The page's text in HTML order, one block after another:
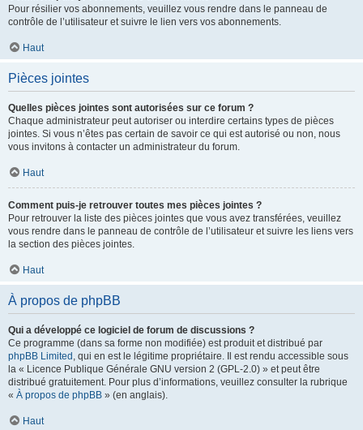
Pour résilier vos abonnements, veuillez vous rendre dans le panneau de
contrôle de l’utilisateur et suivre le lien vers vos abonnements.
Haut
Pièces jointes
Quelles pièces jointes sont autorisées sur ce forum ?
Chaque administrateur peut autoriser ou interdire certains types de pièces
jointes. Si vous n’êtes pas certain de savoir ce qui est autorisé ou non, nous
vous invitons à contacter un administrateur du forum.
Haut
Comment puis-je retrouver toutes mes pièces jointes ?
Pour retrouver la liste des pièces jointes que vous avez transférées, veuillez
vous rendre dans le panneau de contrôle de l’utilisateur et suivre les liens vers
la section des pièces jointes.
Haut
À propos de phpBB
Qui a développé ce logiciel de forum de discussions ?
Ce programme (dans sa forme non modifiée) est produit et distribué par
phpBB Limited , qui en est le légitime propriétaire. Il est rendu accessible sous
la « Licence Publique Générale GNU version 2 (GPL-2.0) » et peut être
distribué gratuitement. Pour plus d’informations, veuillez consulter la rubrique
« À propos de phpBB » (en anglais).
Haut